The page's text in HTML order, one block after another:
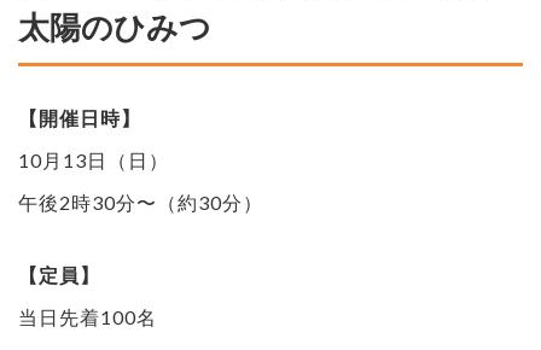
太陽のひみつ
【開催日時】
10月13日（日）
午後2時30分〜（約30分）
【定員】
当日先着100名